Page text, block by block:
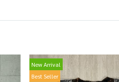
New Arrival
Best Seller